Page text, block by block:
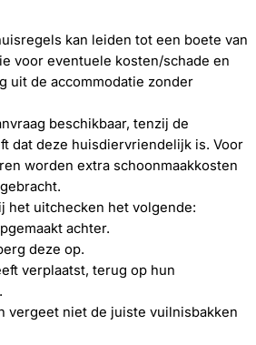
kan leiden tot een boete van
voor eventuele kosten/schade en
uit de accommodatie zonder
beschikbaar, tenzij de
dat deze huisdiervriendelijk is. Voor
worden extra schoonmaakkosten
het uitchecken het volgende:
achter.
deze op.
verplaatst, terug op hun
vergeet niet de juiste vuilnisbakken